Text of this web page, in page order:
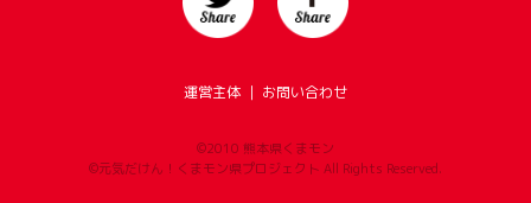
運営主体 ｜ お問い合わせ
©2010 熊本県くまモン
©元気だけん！くまモン県プロジェクト All Rights Reserved.